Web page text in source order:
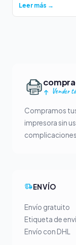
Leer más →
Vender
Compramos
impresora sin
complicaciones.
ENVÍO
Envío gratuito
Etiqueta de
Envío con DHL